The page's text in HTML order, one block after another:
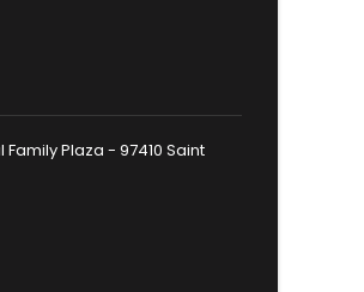
Plaza - 97410 Saint